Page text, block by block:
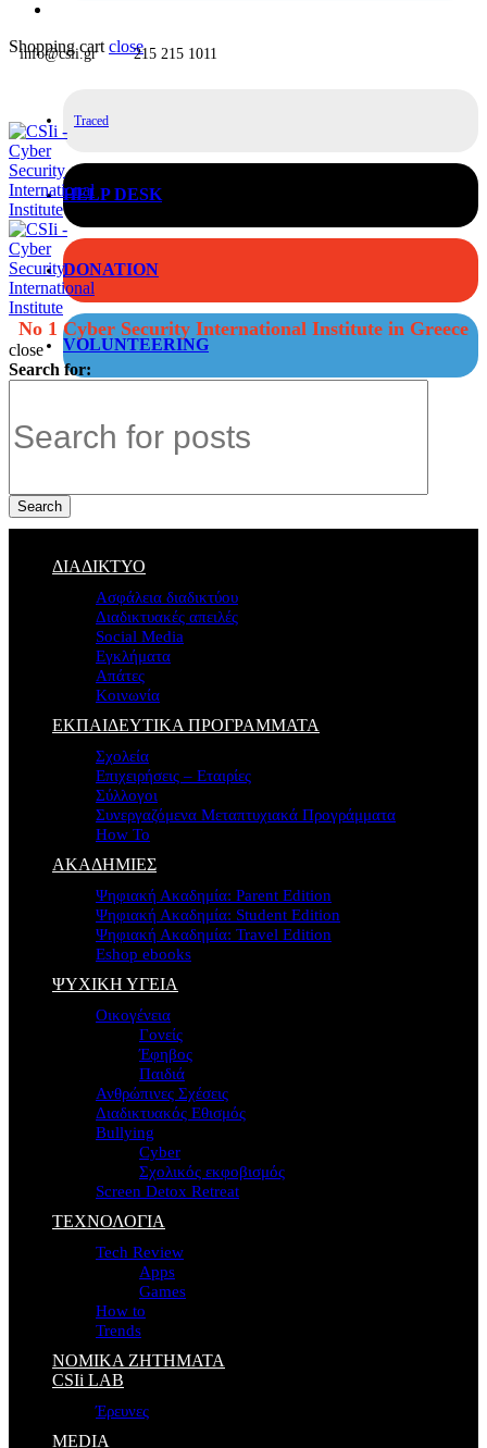
Shopping cart close
info@csii.gr 215 215 1011
Traced
HELP DESK
DONATION
VOLUNTEERING
No 1 Cyber Security International Institute in Greece
close
Search for:
Search
ΔΙΑΔΙΚΤΥΟ
Ασφάλεια διαδικτύου
Διαδικτυακές απειλές
Social Media
Εγκλήματα
Απάτες
Κοινωνία
ΕΚΠΑΙΔΕΥΤΙΚΑ ΠΡΟΓΡΑΜΜΑΤΑ
Σχολεία
Επιχειρήσεις – Εταιρίες
Σύλλογοι
Συνεργαζόμενα Μεταπτυχιακά Προγράμματα
How To
ΑΚΑΔΗΜΙΕΣ
Ψηφιακή Ακαδημία: Parent Edition
Ψηφιακή Ακαδημία: Student Edition
Ψηφιακή Ακαδημία: Travel Edition
Eshop ebooks
ΨΥΧΙΚΗ ΥΓΕΙΑ
Οικογένεια
Γονείς
Έφηβος
Παιδιά
Ανθρώπινες Σχέσεις
Διαδικτυακός Εθισμός
Bullying
Cyber
Σχολικός εκφοβισμός
Screen Detox Retreat
ΤΕΧΝΟΛΟΓΙΑ
Tech Review
Apps
Games
How to
Trends
ΝΟΜΙΚΑ ΖΗΤΗΜΑΤΑ
CSIi LAB
Έρευνες
MEDIA